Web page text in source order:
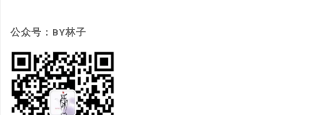
公众号：BY林子